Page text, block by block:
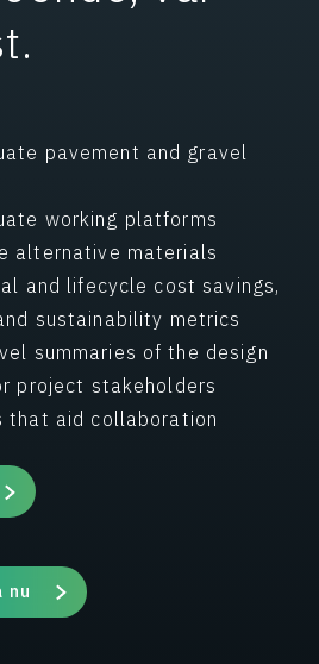
pavement and gravel
working platforms
alternative materials
and lifecycle cost savings,
sustainability metrics
summaries of the design
project stakeholders
that aid collaboration
nu